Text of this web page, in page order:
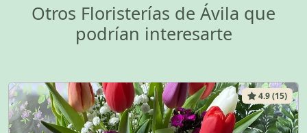
Otros Floristerías de Ávila que
podrían interesarte
4.9 (15)